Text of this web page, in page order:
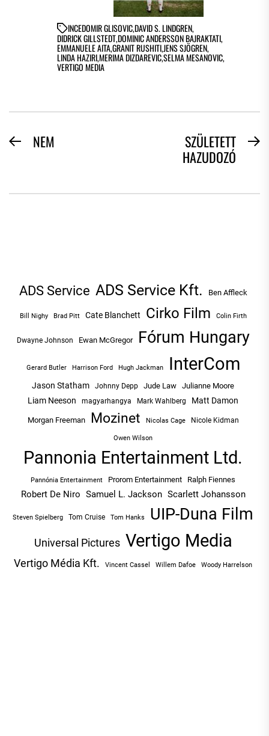
INCEDOMIR GLISOVIC,DAVID S. LINDGREN,
DIDRICK GILLSTEDT,DOMINIC ANDERSSON BAJRAKTATI,
EMMANUELE AITA,GRANIT RUSHITI,JENS SJÖGREN,
LINDA HAZIRI,MERIMA DIZDAREVIC,SELMA MESANOVIC,
VERTIGO MEDIA
BEJEGYZÉS
Previous
NEM
SZÜLETETT
HAZUDOZÓ
ADS Service ADS Service Kft. Ben Affleck
Bill Nighy Brad Pitt Cate Blanchett Cirko Film Colin Firth
Dwayne Johnson Ewan McGregor Fórum Hungary
Gerard Butler Harrison Ford Hugh Jackman InterCom
Jason Statham Johnny Depp Jude Law Julianne Moore
Liam Neeson magyarhangya Mark Wahlberg Matt Damon
Morgan Freeman Mozinet Nicolas Cage Nicole Kidman
Owen Wilson
Pannonia Entertainment Ltd.
Pannónia Entertainment Prorom Entertainment Ralph Fiennes
Robert De Niro Samuel L. Jackson Scarlett Johansson
Steven Spielberg Tom Cruise Tom Hanks UIP-Duna Film
Universal Pictures Vertigo Media
Vertigo Média Kft. Vincent Cassel Willem Dafoe Woody Harrelson